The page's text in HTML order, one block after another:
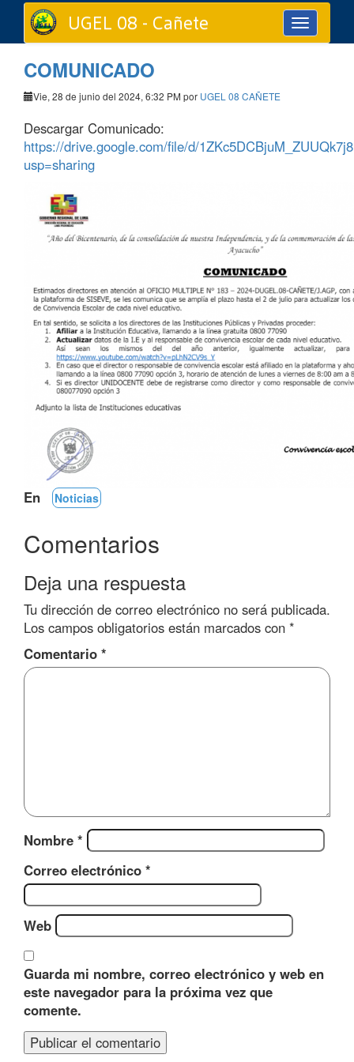
Toggle
navigation
UGEL 08 - Cañete
COMUNICADO
Vie, 28 de junio del 2024, 6:32 PM por UGEL 08 CAÑETE
Descargar Comunicado:
https://drive.google.com/file/d/
usp=sharing
En Noticias
Comentarios
Deja una respuesta
Tu dirección de correo electrónico no será publicada.
Los campos obligatorios están marcados con *
Comentario *
Nombre *
Correo electrónico *
Web
Guarda mi nombre, correo electrónico y web en
este navegador para la próxima vez que
comente.